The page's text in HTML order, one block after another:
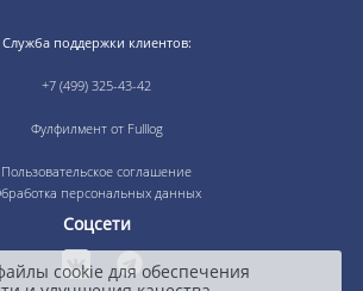
Служба поддержки клиентов:
+7 (499) 325-43-42
Фулфилмент от Fulllog
Пользовательское соглашение
персональных данных
Соцсети
cookie для обеспечения